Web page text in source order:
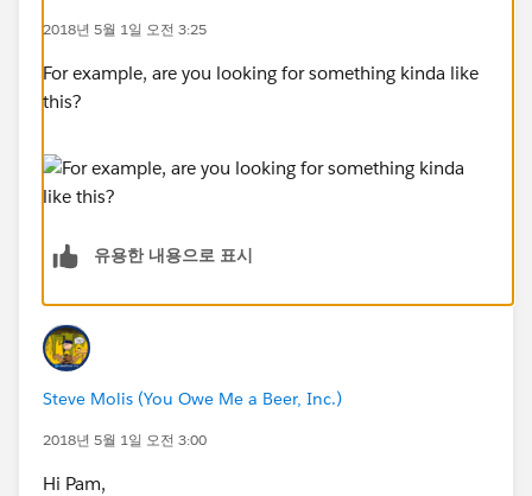
2018년 5월 1일 오전 3:25
For example, are you looking for something kinda like
this?
유용한 내용으로 표시
Steve Molis (You Owe Me a Beer, Inc.)
2018년 5월 1일 오전 3:00
Hi Pam,